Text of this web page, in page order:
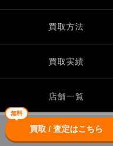
無料
買取 / 査定はこちら
買取方法
買取実績
店舗一覧
Instagram